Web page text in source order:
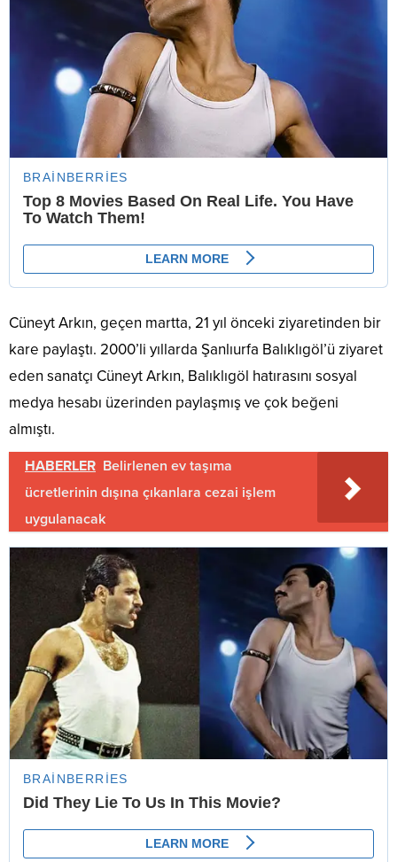
Cüneyt Arkın, geçen martta, 21 yıl önceki ziyaretinden bir
kare paylaştı. 2000’li yıllarda Şanlıurfa Balıklıgöl’ü ziyaret
eden sanatçı Cüneyt Arkın, Balıklıgöl hatırasını sosyal
medya hesabı üzerinden paylaşmış ve çok beğeni
almıştı.
HABERLER Belirlenen ev taşıma
ücretlerinin dışına çıkanlara cezai işlem
uygulanacak